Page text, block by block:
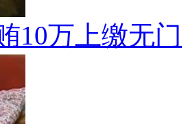
10万上缴无门